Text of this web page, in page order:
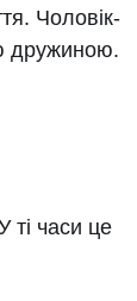
Чоловік-
дружиною.
ті часи це